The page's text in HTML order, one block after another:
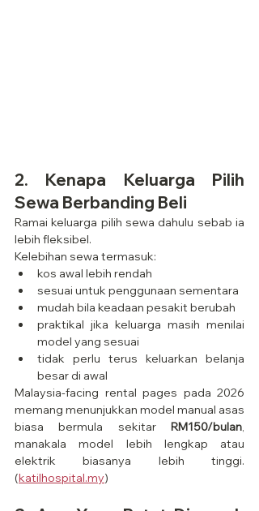
2. Kenapa Keluarga Pilih
Sewa Berbanding Beli
Ramai keluarga pilih sewa dahulu sebab ia
lebih fleksibel.
Kelebihan sewa termasuk:
kos awal lebih rendah
sesuai untuk penggunaan sementara
mudah bila keadaan pesakit berubah
praktikal jika keluarga masih menilai
model yang sesuai
tidak perlu terus keluarkan belanja
besar di awal
Malaysia-facing rental pages pada 2026
memang menunjukkan model manual asas
biasa bermula sekitar RM150/bulan
manakala model lebih lengkap atau
elektrik biasanya lebih tinggi.
(katilhospital.my)